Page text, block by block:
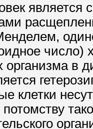
число)
организма
клетки